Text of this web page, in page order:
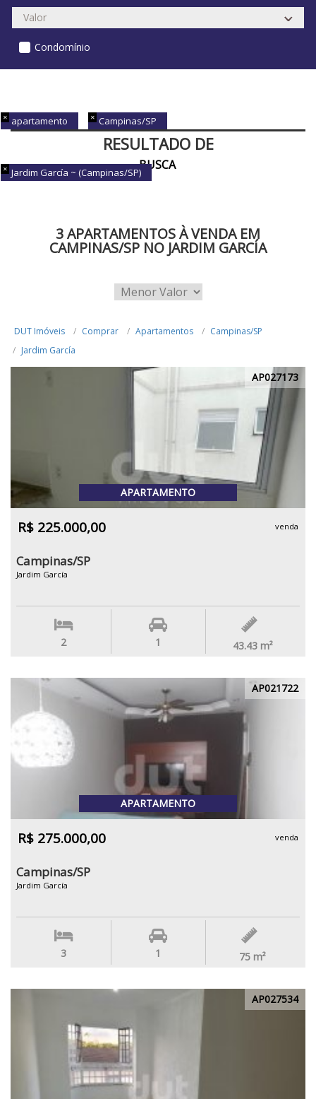
Condomínio
apartamento Campinas/SP
Jardim García ~ (Campinas/SP)
RESULTADO DE
BUSCA
3 APARTAMENTOS À VENDA EM
CAMPINAS/SP NO JARDIM GARCÍA
DUT Imóveis Comprar Apartamentos
Campinas/SP
Jardim García
AP027173
APARTAMENTO
R$ 225.000,00 venda
Campinas/SP
Jardim García
2 1 43.43 m²
AP021722
APARTAMENTO
R$ 275.000,00 venda
Campinas/SP
Jardim García
3 1 75 m²
AP027534